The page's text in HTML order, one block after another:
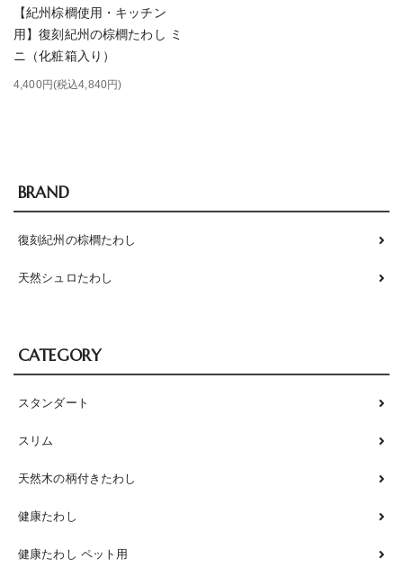
【紀州棕櫚使用・キッチン
用】復刻紀州の棕櫚たわし ミ
ニ（化粧箱入り）
4,400円(税込4,840円)
BRAND
復刻紀州の棕櫚たわし
天然シュロたわし
CATEGORY
スタンダート
スリム
天然木の柄付きたわし
健康たわし
健康たわし ペット用